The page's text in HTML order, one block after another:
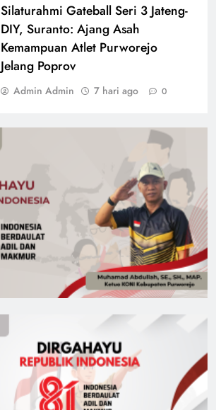
Silaturahmi Gateball Seri 3 Jateng-
DIY, Suranto: Ajang Asah
Kemampuan Atlet Purworejo
Jelang Poprov
Admin Admin 7 hari ago 0